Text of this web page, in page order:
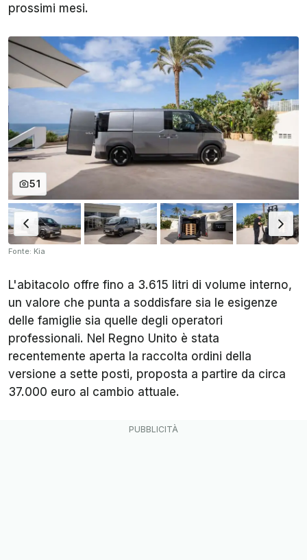
prossimi mesi.
51
Fonte: Kia
L'abitacolo offre fino a 3.615 litri di volume interno,
un valore che punta a soddisfare sia le esigenze
delle famiglie sia quelle degli operatori
professionali. Nel Regno Unito è stata
recentemente aperta la raccolta ordini della
versione a sette posti, proposta a partire da circa
37.000 euro al cambio attuale.